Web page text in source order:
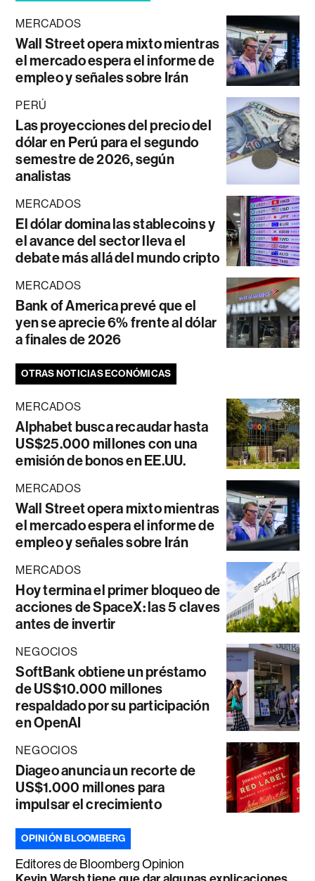
MERCADOS
Wall Street opera mixto mientras
el mercado espera el informe de
empleo y señales sobre Irán
PERÚ
Las proyecciones del precio del
dólar en Perú para el segundo
semestre de 2026, según
analistas
MERCADOS
El dólar domina las stablecoins y
el avance del sector lleva el
debate más allá del mundo cripto
MERCADOS
Bank of America prevé que el
yen se aprecie 6% frente al dólar
a finales de 2026
OTRAS NOTICIAS ECONÓMICAS
MERCADOS
Alphabet busca recaudar hasta
US$25.000 millones con una
emisión de bonos en EE.UU.
MERCADOS
Wall Street opera mixto mientras
el mercado espera el informe de
empleo y señales sobre Irán
MERCADOS
Hoy termina el primer bloqueo de
acciones de SpaceX: las 5 claves
antes de invertir
NEGOCIOS
SoftBank obtiene un préstamo
de US$10.000 millones
respaldado por su participación
en OpenAI
NEGOCIOS
Diageo anuncia un recorte de
US$1.000 millones para
impulsar el crecimiento
OPINIÓN BLOOMBERG
Editores de Bloomberg Opinion